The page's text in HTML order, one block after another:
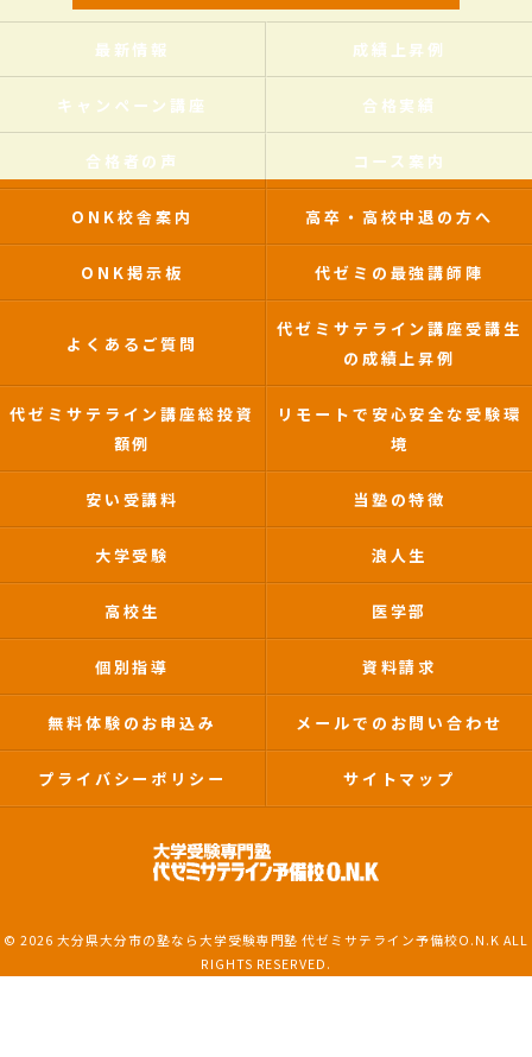
最新情報 成績上昇例
キャンペーン講座 合格実績
合格者の声 コース案内
ONK校舎案内 高卒・高校中退の方へ
ONK掲示板 代ゼミの最強講師陣
よくあるご質問
代ゼミサテライン講座受講生
の成績上昇例
代ゼミサテライン講座総投資
額例
リモートで安心安全な受験環
境
安い受講料 当塾の特徴
大学受験 浪人生
高校生 医学部
個別指導 資料請求
無料体験のお申込み メールでのお問い合わせ
プライバシーポリシー サイトマップ
© 2026 大分県大分市の塾なら大学受験専門塾 代ゼミサテライン予備校O.N.K ALL
RIGHTS RESERVED.